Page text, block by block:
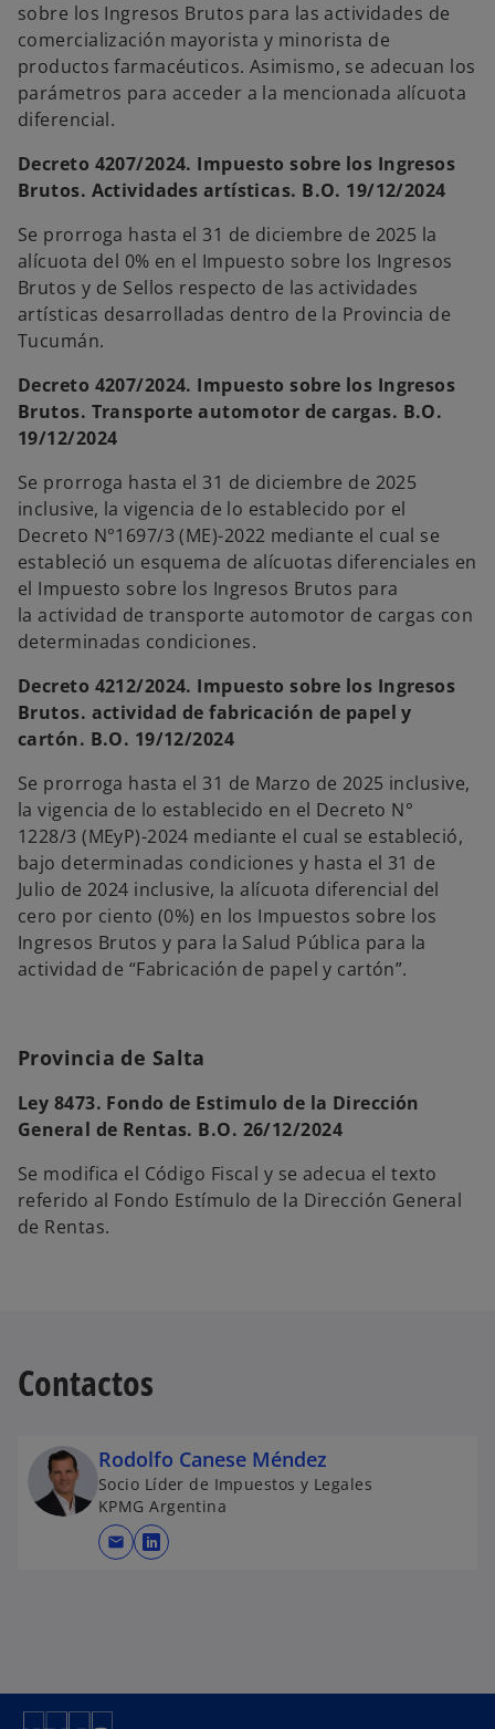
sobre los Ingresos Brutos para las actividades de
comercialización mayorista y minorista de
productos farmacéuticos. Asimismo, se adecuan los
parámetros para acceder a la mencionada alícuota
diferencial.
Decreto 4207/2024. Impuesto sobre los Ingresos
Brutos. Actividades artísticas. B.O. 19/12/2024
Se prorroga hasta el 31 de diciembre de 2025 la
alícuota del 0% en el Impuesto sobre los Ingresos
Brutos y de Sellos respecto de las actividades
artísticas desarrolladas dentro de la Provincia de
Tucumán.
Decreto 4207/2024. Impuesto sobre los Ingresos
Brutos. Transporte automotor de cargas. B.O.
19/12/2024
Se prorroga hasta el 31 de diciembre de 2025
inclusive, la vigencia de lo establecido por el
Decreto N°1697/3 (ME)-2022 mediante el cual se
estableció un esquema de alícuotas diferenciales en
el Impuesto sobre los Ingresos Brutos para
la actividad de transporte automotor de cargas con
determinadas condiciones.
Decreto 4212/2024. Impuesto sobre los Ingresos
Brutos. actividad de fabricación de papel y
cartón. B.O. 19/12/2024
Se prorroga hasta el 31 de Marzo de 2025 inclusive,
la vigencia de lo establecido en el Decreto N°
1228/3 (MEyP)-2024 mediante el cual se estableció,
bajo determinadas condiciones y hasta el 31 de
Julio de 2024 inclusive, la alícuota diferencial del
cero por ciento (0%) en los Impuestos sobre los
Ingresos Brutos y para la Salud Pública para la
actividad de “Fabricación de papel y cartón”.
Provincia de Salta
Ley 8473. Fondo de Estimulo de la Dirección
General de Rentas. B.O. 26/12/2024
Se modifica el Código Fiscal y se adecua el texto
referido al Fondo Estímulo de la Dirección General
de Rentas.
Contactos
Rodolfo Canese Méndez
Socio Líder de Impuestos y Legales
KPMG Argentina
mail
s